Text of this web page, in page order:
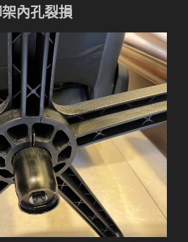
內孔裂損